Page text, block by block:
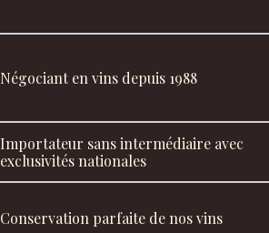
Négociant en vins depuis 1988
Importateur sans intermédiaire avec
exclusivités nationales
Conservation parfaite de nos vins